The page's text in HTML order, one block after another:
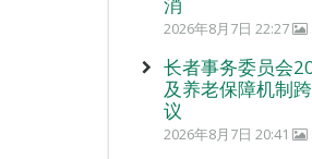
2026年8月7日 22:27
长者事务委员会
及养老保障机制
议
2026年8月7日 20:41